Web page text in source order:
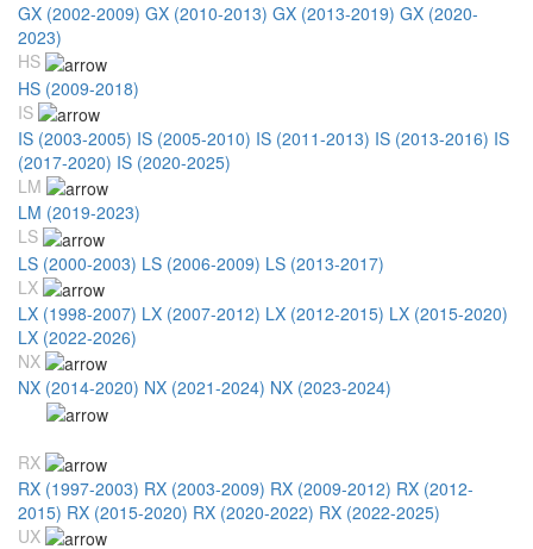
GX (2002-2009) GX (2010-2013) GX (2013-2019) GX (2020-
2023)
HS
HS (2009-2018)
IS
IS (2003-2005) IS (2005-2010) IS (2011-2013) IS (2013-2016) IS
(2017-2020) IS (2020-2025)
LM
LM (2019-2023)
LS
LS (2000-2003) LS (2006-2009) LS (2013-2017)
LX
LX (1998-2007) LX (2007-2012) LX (2012-2015) LX (2015-2020)
LX (2022-2026)
NX
NX (2014-2020) NX (2021-2024) NX (2023-2024)
RX
RX (1997-2003) RX (2003-2009) RX (2009-2012) RX (2012-
2015) RX (2015-2020) RX (2020-2022) RX (2022-2025)
UX